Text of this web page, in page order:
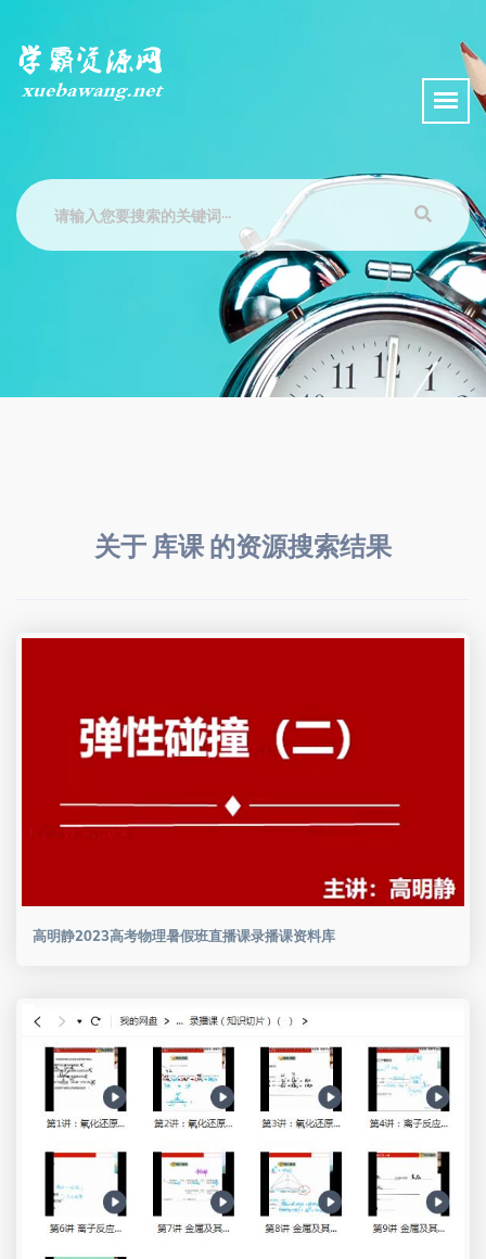
关于 库课 的资源搜索结果
高明静2023高考物理暑假班直播课录播课资料库